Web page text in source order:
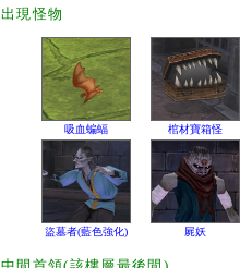
出現怪物
吸血蝙蝠 棺材寶箱怪
盜墓者(藍色強化) 屍妖